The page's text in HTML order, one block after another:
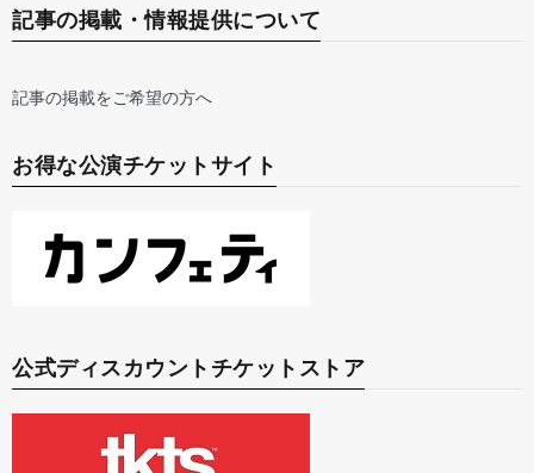
記事の掲載・情報提供について
記事の掲載をご希望の方へ
お得な公演チケットサイト
公式ディスカウントチケットストア